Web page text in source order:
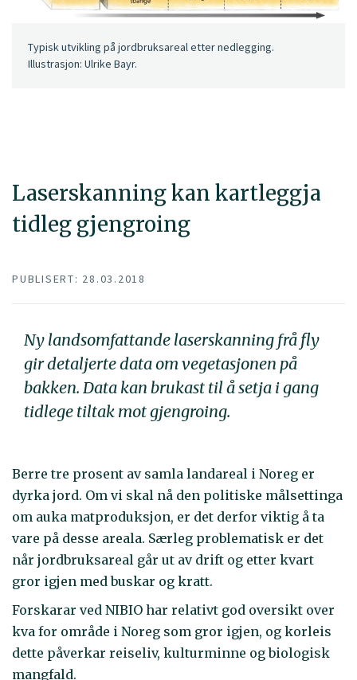
Laserskanning kan kartleggja
tidleg gjengroing
Typisk utvikling på jordbruksareal etter nedlegging.
Illustrasjon: Ulrike Bayr.
PUBLISERT: 28.03.2018
Ny landsomfattande laserskanning frå fly
gir detaljerte data om vegetasjonen på
bakken. Data kan brukast til å setja i gang
tidlege tiltak mot gjengroing.
Berre tre prosent av samla landareal i Noreg er
dyrka jord. Om vi skal nå den politiske målsettinga
om auka matproduksjon, er det derfor viktig å ta
vare på desse areala. Særleg problematisk er det
når jordbruksareal går ut av drift og etter kvart
gror igjen med buskar og kratt.
Forskarar ved NIBIO har relativt god oversikt over
kva for område i Noreg som gror igjen, og korleis
dette påverkar reiseliv, kulturminne og biologisk
mangfald.